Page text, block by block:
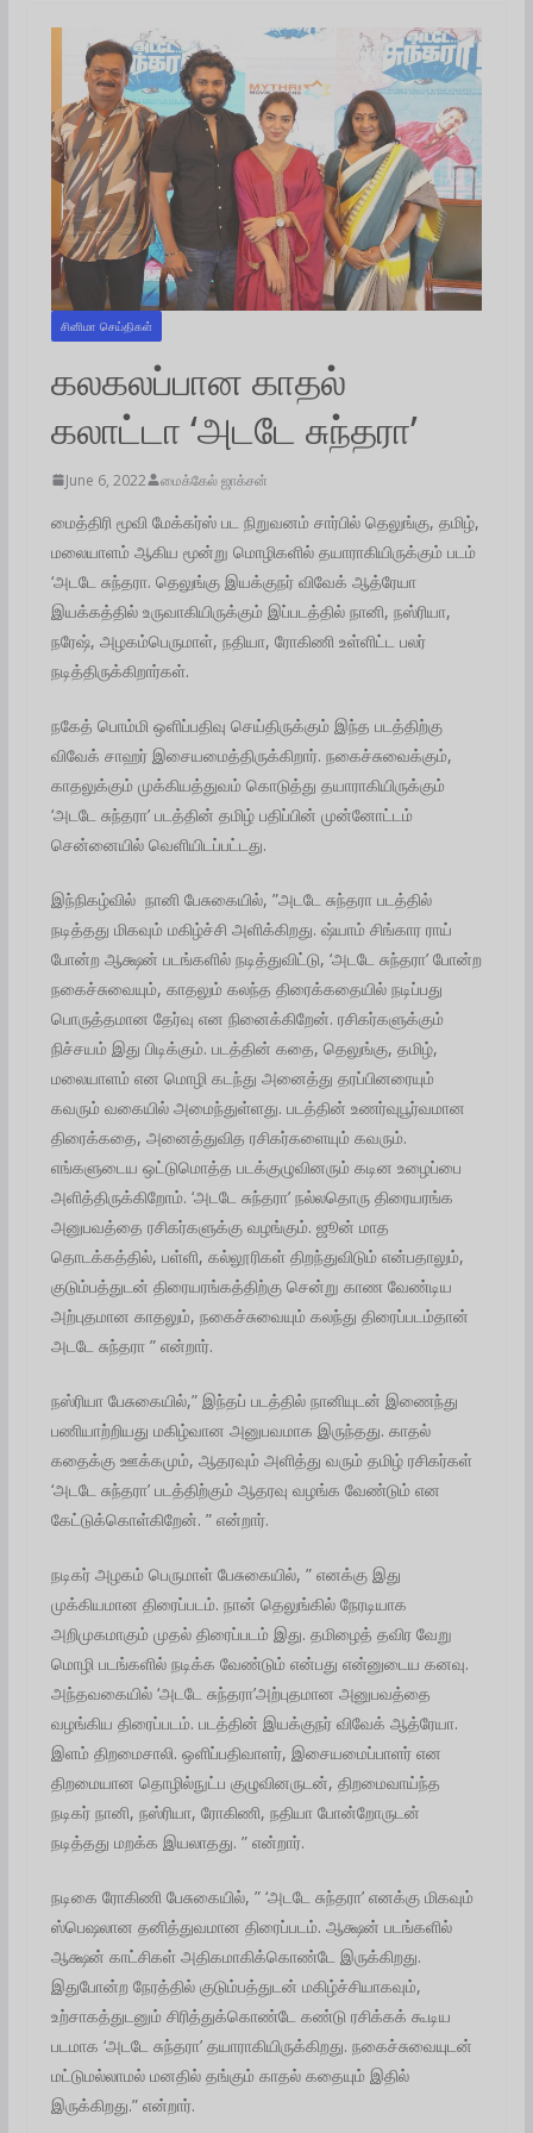
சினிமா செய்திகள்
கலகலப்பான காதல்
கலாட்டா ‘அடடே சுந்தரா’
June 6, 2022 மைக்கேல் ஜாக்சன்
மைத்திரி மூவி மேக்கர்ஸ் பட நிறுவனம் சார்பில் தெலுங்கு, தமிழ்,
மலையாளம் ஆகிய மூன்று மொழிகளில் தயாராகியிருக்கும் படம்
‘அடடே சுந்தரா. தெலுங்கு இயக்குநர் விவேக் ஆத்ரேயா
இயக்கத்தில் உருவாகியிருக்கும் இப்படத்தில் நானி, நஸ்ரியா,
நரேஷ், அழகம்பெருமாள், நதியா, ரோகிணி உள்ளிட்ட பலர்
நடித்திருக்கிறார்கள்.
நகேத் பொம்மி ஒளிப்பதிவு செய்திருக்கும் இந்த படத்திற்கு
விவேக் சாஹர் இசையமைத்திருக்கிறார். நகைச்சுவைக்கும்,
காதலுக்கும் முக்கியத்துவம் கொடுத்து தயாராகியிருக்கும்
‘அடடே சுந்தரா’ படத்தின் தமிழ் பதிப்பின் முன்னோட்டம்
சென்னையில் வெளியிடப்பட்டது.
இந்நிகழ்வில் நானி பேசுகையில், ”அடடே சுந்தரா படத்தில்
நடித்தது மிகவும் மகிழ்ச்சி அளிக்கிறது. ஷ்யாம் சிங்கார ராய்
போன்ற ஆக்ஷன் படங்களில் நடித்துவிட்டு, ‘அடடே சுந்தரா’ போன்ற
நகைச்சுவையும், காதலும் கலந்த திரைக்கதையில் நடிப்பது
பொருத்தமான தேர்வு என நினைக்கிறேன். ரசிகர்களுக்கும்
நிச்சயம் இது பிடிக்கும். படத்தின் கதை, தெலுங்கு, தமிழ்,
மலையாளம் என மொழி கடந்து அனைத்து தரப்பினரையும்
கவரும் வகையில் அமைந்துள்ளது. படத்தின் உணர்வுபூர்வமான
திரைக்கதை, அனைத்துவித ரசிகர்களையும் கவரும்.
எங்களுடைய ஒட்டுமொத்த படக்குழுவினரும் கடின உழைப்பை
அளித்திருக்கிறோம். ‘அடடே சுந்தரா’ நல்லதொரு திரையரங்க
அனுபவத்தை ரசிகர்களுக்கு வழங்கும். ஜூன் மாத
தொடக்கத்தில், பள்ளி, கல்லூரிகள் திறந்துவிடும் என்பதாலும்,
குடும்பத்துடன் திரையரங்கத்திற்கு சென்று காண வேண்டிய
அற்புதமான காதலும், நகைச்சுவையும் கலந்து திரைப்படம்தான்
அடடே சுந்தரா ” என்றார்.
நஸ்ரியா பேசுகையில்,” இந்தப் படத்தில் நானியுடன் இணைந்து
பணியாற்றியது மகிழ்வான அனுபவமாக இருந்தது. காதல்
கதைக்கு ஊக்கமும், ஆதரவும் அளித்து வரும் தமிழ் ரசிகர்கள்
‘அடடே சுந்தரா’ படத்திற்கும் ஆதரவு வழங்க வேண்டும் என
கேட்டுக்கொள்கிறேன். ” என்றார்.
நடிகர் அழகம் பெருமாள் பேசுகையில், ” எனக்கு இது
முக்கியமான திரைப்படம். நான் தெலுங்கில் நேரடியாக
அறிமுகமாகும் முதல் திரைப்படம் இது. தமிழைத் தவிர வேறு
மொழி படங்களில் நடிக்க வேண்டும் என்பது என்னுடைய கனவு.
அந்தவகையில் ‘அடடே சுந்தரா’அற்புதமான அனுபவத்தை
வழங்கிய திரைப்படம். படத்தின் இயக்குநர் விவேக் ஆத்ரேயா.
இளம் திறமைசாலி. ஒளிப்பதிவாளர், இசையமைப்பாளர் என
திறமையான தொழில்நுட்ப குழுவினருடன், திறமைவாய்ந்த
நடிகர் நானி, நஸ்ரியா, ரோகிணி, நதியா போன்றோருடன்
நடித்தது மறக்க இயலாதது. ” என்றார்.
நடிகை ரோகிணி பேசுகையில், ” ‘அடடே சுந்தரா’ எனக்கு மிகவும்
ஸ்பெஷலான தனித்துவமான திரைப்படம். ஆக்ஷன் படங்களில்
ஆக்ஷன் காட்சிகள் அதிகமாகிக்கொண்டே இருக்கிறது.
இதுபோன்ற நேரத்தில் குடும்பத்துடன் மகிழ்ச்சியாகவும்,
உற்சாகத்துடனும் சிரித்துக்கொண்டே கண்டு ரசிக்கக் கூடிய
படமாக ‘அடடே சுந்தரா’ தயாராகியிருக்கிறது. நகைச்சுவையுடன்
மட்டுமல்லாமல் மனதில் தங்கும் காதல் கதையும் இதில்
இருக்கிறது.” என்றார்.